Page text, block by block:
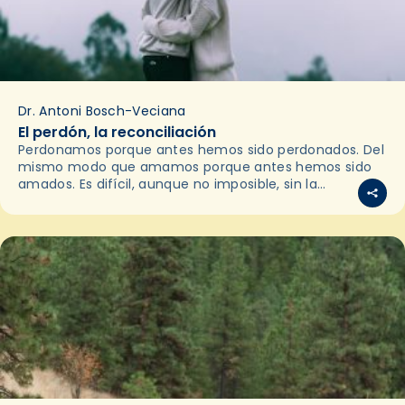
Dr. Antoni Bosch-Veciana
El perdón, la reconciliación
Perdonamos porque antes hemos sido perdonados. Del
mismo modo que amamos porque antes hemos sido
amados. Es difícil, aunque no imposible, sin la
experiencia (interior y exterior) de ser perdonados o
de…